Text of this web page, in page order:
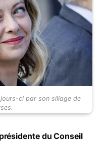
ci par son sillage de
du Conseil